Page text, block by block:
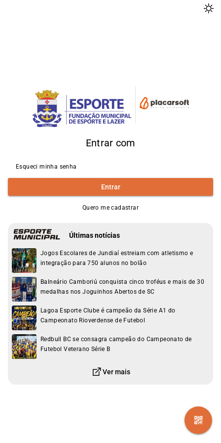
Entrar com
Esqueci minha senha
Entrar
Quero me cadastrar
Últimas notícias
Jogos Escolares de Jundiaí estreiam com atletismo e
integração para 750 alunos no bolão
Balneário Camboriú conquista cinco troféus e mais de 30
medalhas nos Joguinhos Abertos de SC
Lagoa Esporte Clube é campeão da Série A1 do
Campeonato Rioverdense de Futebol
Redbull BC se consagra campeão do Campeonato de
Futebol Veterano Série B
Ver mais